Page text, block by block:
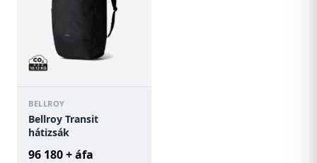
BELLROY
Bellroy Transit
hátizsák
96 180 + áfa